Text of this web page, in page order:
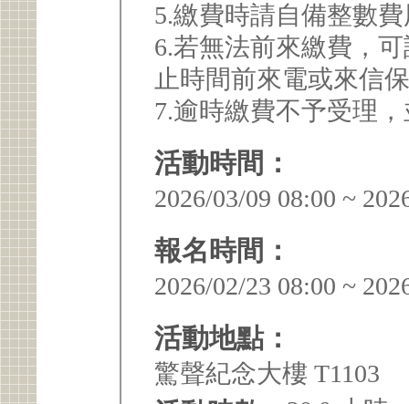
5.繳費時請自備整數
6.若無法前來繳費，
止時間前來電或來信
7.逾時繳費不予受理
活動時間：
2026/03/09 08:00 ~
報名時間：
2026/02/23 08:00 ~
活動地點：
驚聲紀念大樓 T1103